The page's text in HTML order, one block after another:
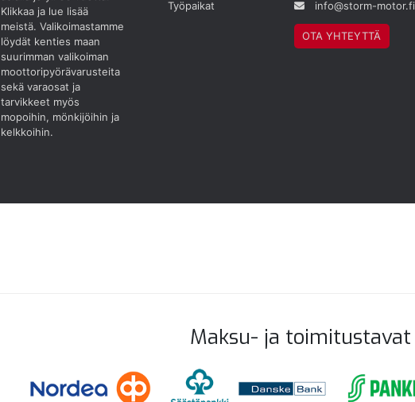
Klikkaa ja lue lisää
meistä. Valikoimastamme
löydät kenties maan
suurimman valikoiman
moottoripyörävarusteita
sekä varaosat ja
tarvikkeet myös
mopoihin, mönkijöihin ja
kelkkoihin.
Työpaikat
info@storm-motor.fi
OTA YHTEYTTÄ
Maksu- ja toimitustavat